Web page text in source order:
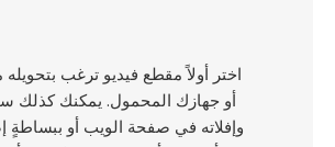
اختر أولاً مقطع فيديو ترغب
وإفلاته في صفحة الويب أو ببساطةٍ